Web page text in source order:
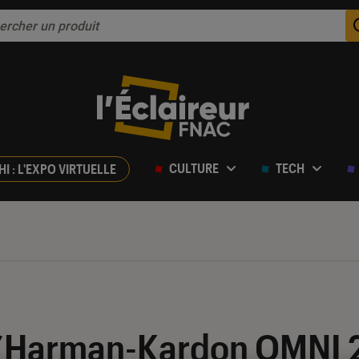
: L'EXPO VIRTUELLE CULTURE TECH
Kardon OMNI